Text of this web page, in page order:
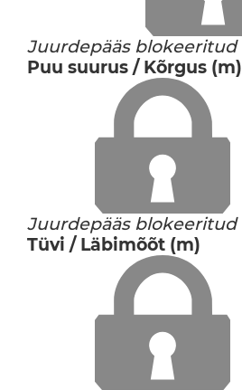
Juurdepääs blokeeritud
Puu suurus / Kõrgus (m)
Juurdepääs blokeeritud
Tüvi / Läbimõõt (m)